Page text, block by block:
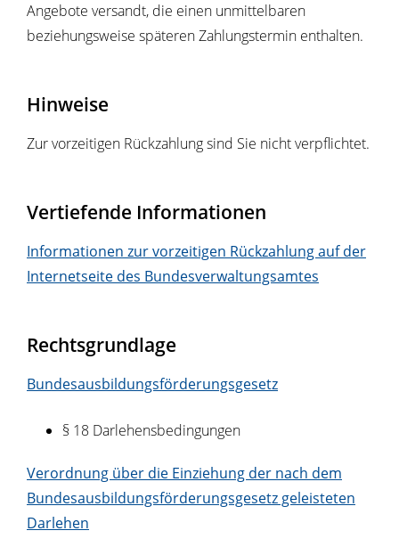
Angebote versandt, die einen unmittelbaren
beziehungsweise späteren Zahlungstermin enthalten.
Hinweise
Zur vorzeitigen Rückzahlung sind Sie nicht verpflichtet.
Vertiefende Informationen
Informationen zur vorzeitigen Rückzahlung auf der
Internetseite des Bundesverwaltungsamtes
Rechtsgrundlage
Bundesausbildungsförderungsgesetz
§ 18 Darlehensbedingungen
Verordnung über die Einziehung der nach dem
Bundesausbildungsförderungsgesetz geleisteten
Darlehen